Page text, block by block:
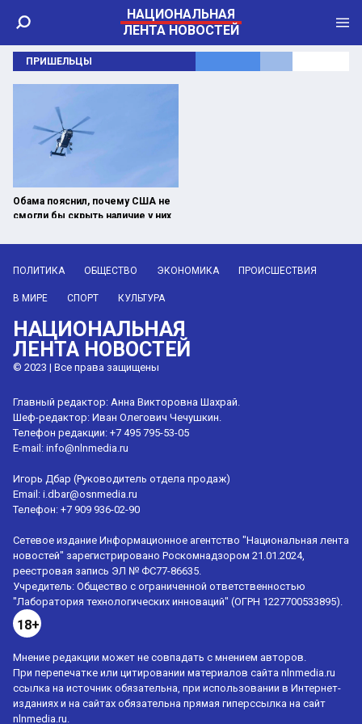
НАЦИОНАЛЬНАЯ
ЛЕНТА НОВОСТЕЙ
ПРИШЕЛЬЦЫ
Обама пояснил, почему США не
смогли бы скрыть наличие у них
ПОЛИТИКА ОБЩЕСТВО ЭКОНОМИКА ПРОИСШЕСТВИЯ
В МИРЕ СПОРТ КУЛЬТУРА
НАЦИОНАЛЬНАЯ
ЛЕНТА НОВОСТЕЙ
© 2023 | Все права защищены
Главный редактор: Анна Викторовна Шахрай.
Шеф-редактор: Иван Олегович Чечушкин.
Телефон редакции: +7 495 795-53-05
E-mail: info@nlnmedia.ru
Игорь Дбар (Руководитель отдела продаж)
Email: i.dbar@osnmedia.ru
Телефон: +7 909 936-02-90
Сетевое издание Информационное агентство "Национальная лента
новостей" зарегистрировано Роскомнадзором 21.01.2024,
реестровая запись ЭЛ № ФС77-86635.
Учредитель: Общество с ограниченной ответственностью
"Лаборатория технологических инноваций" (ОГРН 1227700533895).
18+
Мнение редакции может не совпадать с мнением авторов.
При перепечатке или цитировании материалов сайта nlnmedia.ru
ссылка на источник обязательна, при использовании в Интернет-
изданиях и на сайтах обязательна прямая гиперссылка на сайт
nlnmedia.ru.